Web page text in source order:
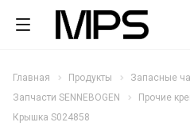
Главная Продукты
Запасные
Запчасти SENNEBOGEN
Прочие
Крышка S024858